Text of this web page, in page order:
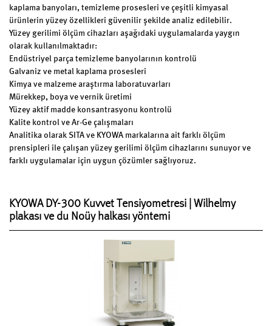
kaplama banyoları, temizleme prosesleri ve çeşitli kimyasal
ürünlerin yüzey özellikleri güvenilir şekilde analiz edilebilir.
Yüzey gerilimi ölçüm cihazları aşağıdaki uygulamalarda yaygın
olarak kullanılmaktadır:
Endüstriyel parça temizleme banyolarının kontrolü
Galvaniz ve metal kaplama prosesleri
Kimya ve malzeme araştırma laboratuvarları
Mürekkep, boya ve vernik üretimi
Yüzey aktif madde konsantrasyonu kontrolü
Kalite kontrol ve Ar-Ge çalışmaları
Analitika olarak SITA ve KYOWA markalarına ait farklı ölçüm
prensipleri ile çalışan yüzey gerilimi ölçüm cihazlarını sunuyor ve
farklı uygulamalar için uygun çözümler sağlıyoruz.
KYOWA DY-300 Kuvvet Tensiyometresi | Wilhelmy
plakası ve du Noüy halkası yöntemi